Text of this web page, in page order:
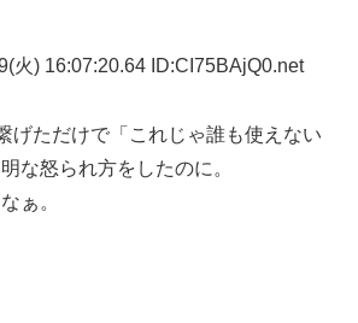
火) 16:07:20.64 ID:CI75BAjQ0.net
げただけで「これじゃ誰も使えない
な怒られ方をしたのに。
ぁ。